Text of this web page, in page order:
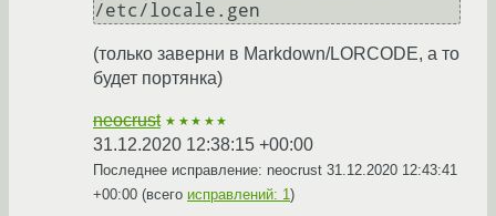
(только заверни в Markdown/LORCODE, а то
будет портянка)
neocrust ★★★★★
31.12.2020 12:38:15 +00:00
Последнее исправление: neocrust 31.12.2020 12:43:41
+00:00 (всего исправлений: 1)